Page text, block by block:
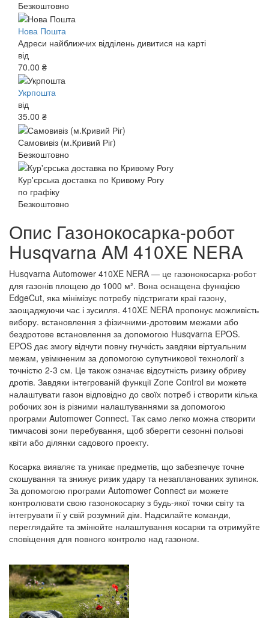
Безкоштовно
Нова Пошта
Адреси найближчих відділень дивитися на карті
від
70.00 ₴
Укрпошта
від
35.00 ₴
Самовивіз (м.Кривий Ріг)
Безкоштовно
Кур'єрська доставка по Кривому Рогу
по графіку
Безкоштовно
Опис Газонокосарка-робот
Husqvarna AM 410XE NERA
Husqvarna Automower 410XE NERA — це газонокосарка-робот
для газонів площею до 1000 м². Вона оснащена функцією
EdgeCut, яка мінімізує потребу підстригати краї газону,
заощаджуючи час і зусилля.​ 410XE NERA пропонує можливість
вибору. встановлення з фізичними-дротовим межами або
бездротове встановлення за допомогою Husqvarna EPOS.
EPOS дає змогу відчути повну гнучкість завдяки віртуальним
межам, увімкненим за допомогою супутникової технології з
точністю 2-3 см. Це також означає відсутність ризику обриву
дротів. Завдяки інтегрованій функції Zone Control ви можете
налаштувати газон відповідно до своїх потреб і створити кілька
робочих зон із різними налаштуваннями за допомогою
програми Automower Connect. Так само легко можна створити
тимчасові зони перебування, щоб зберегти сезонні польові
квіти або ділянки садового проекту.
Косарка виявляє та уникає предметів, що забезпечує точне
скошування та знижує ризик удару та незапланованих зупинок.
За допомогою програми Automower Connect ви можете
контролювати свою газонокосарку з будь-якої точки світу та
інтегрувати її у свій розумний дім. Надсилайте команди,
переглядайте та змінюйте налаштування косарки та отримуйте
сповіщення для повного контролю над газоном.